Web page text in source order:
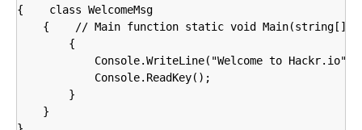
{    class WelcomeMsg
{    // Main function static void Main(string[]
        {
Console.WriteLine("Welcome to
            Console.ReadKey();
        }
    }